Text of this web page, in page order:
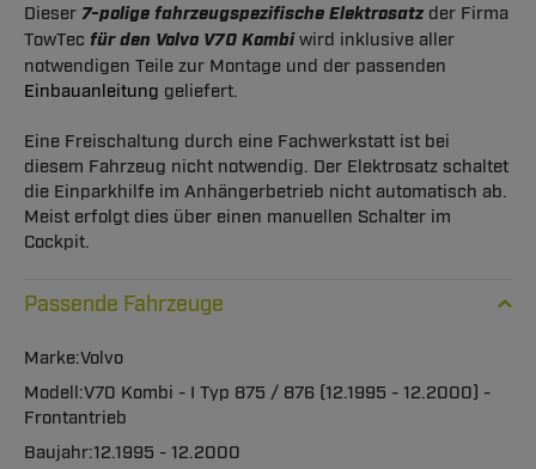
Dieser 7-polige fahrzeugspezifische Elektrosatz der Firma
TowTec für den Volvo V70 Kombiwird inklusive aller
notwendigen Teile zur Montage und der passenden
Einbauanleitung geliefert.
Eine Freischaltung durch eine Fachwerkstatt ist bei
diesem Fahrzeug nicht notwendig. Der Elektrosatz schaltet
die Einparkhilfe im Anhängerbetrieb nicht automatisch ab.
Meist erfolgt dies über einen manuellen Schalter im
Cockpit.
Passende Fahrzeuge
Volvo
V70 Kombi - I Typ 875 / 876 (12.1995 - 12.2000) -
Frontantrieb
12.1995 - 12.2000